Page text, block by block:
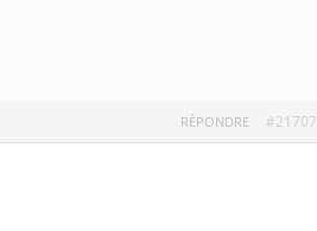
#21707
RÉPONDRE